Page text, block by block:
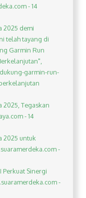
- 14
2025 demi
telah tayang di
Garmin Run
garmin-run-
2025, Tegaskan
- 14
2025 untuk
-
Perkuat Sinergi
-